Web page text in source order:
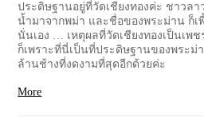
ประดิษฐานอยู่ที่วัดเชียงทองค่ะ ชาวล
น้ำมาจากพม่า และชื่อของพระม่าน ก็เ
นั่นเอง … เหตุผลที่วัดเชียงทองเป็นเพ
ก็เพราะที่นี่เป็นที่ประดิษฐานของพระม่
ล้านช้างที่งดงามที่สุดอีกด้วยค่ะ
More